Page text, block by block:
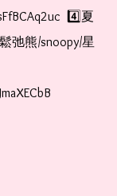
4️⃣夏
弛熊/snoopy/星